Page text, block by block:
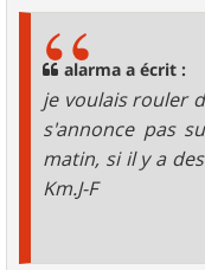
alarma a écrit :
je voulais rouler
s'annonce pas
matin, si il y a
Km.J-F